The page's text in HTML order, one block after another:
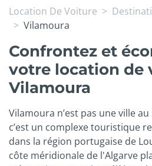
Location De Voiture
Vilamoura
Confrontez et
votre location de
Vilamoura
Vilamoura n’est pas une ville
c’est un complexe touristique
dans la région portugaise de
côte méridionale de l'Algarve